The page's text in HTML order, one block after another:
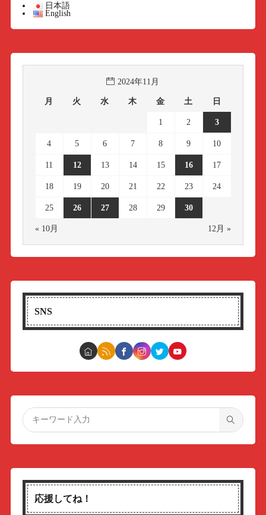
日本語
English
2024年11月
月 火 水 木 金 土 日
1 2 3
4 5 6 7 8 9 10
11 12 13 14 15 16 17
18 19 20 21 22 23 24
25 26 27 28 29 30
« 10月 12月 »
SNS
応援してね！